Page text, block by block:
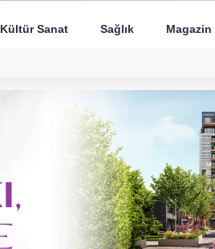
Kültür Sanat Sağlık Magazin